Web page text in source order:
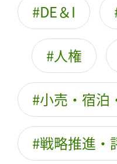
DE＆I
人権
小売・宿泊
戦略推進・